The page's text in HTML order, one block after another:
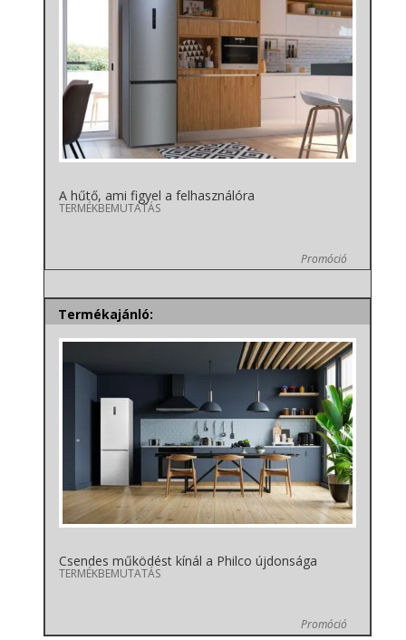
A hűtő, ami figyel a felhasználóra
TERMÉKBEMUTATÁS
Promóció
Termékajánló:
Csendes működést kínál a Philco újdonsága
TERMÉKBEMUTATÁS
Promóció